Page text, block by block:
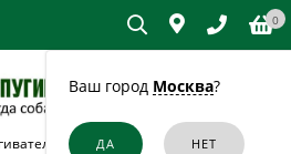
Ваш город Москва?
0
собак и кошек в Можайске